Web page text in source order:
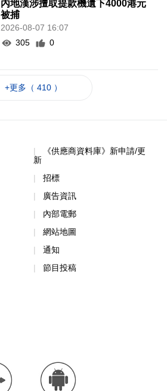
內地漢涉擅取提款機遺下4000港元
被捕
2026-08-07 16:07
305
0
+更多（ 410 ）
《供應商資料庫》新申請/更
新
招標
廣告資訊
內部電郵
網站地圖
通知
節目投稿